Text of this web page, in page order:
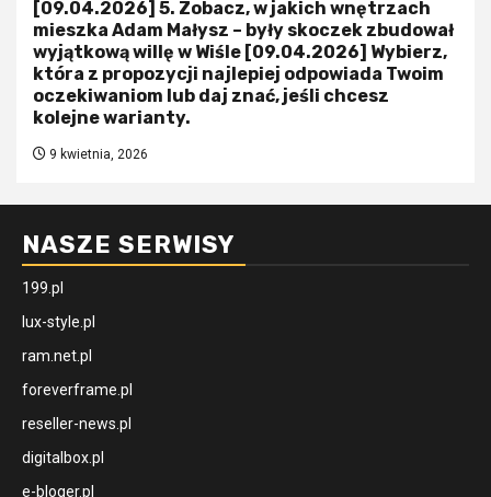
[09.04.2026] 5. Zobacz, w jakich wnętrzach
mieszka Adam Małysz – były skoczek zbudował
wyjątkową willę w Wiśle [09.04.2026] Wybierz,
która z propozycji najlepiej odpowiada Twoim
oczekiwaniom lub daj znać, jeśli chcesz
kolejne warianty.
9 kwietnia, 2026
NASZE SERWISY
199.pl
lux-style.pl
ram.net.pl
foreverframe.pl
reseller-news.pl
digitalbox.pl
e-bloger.pl